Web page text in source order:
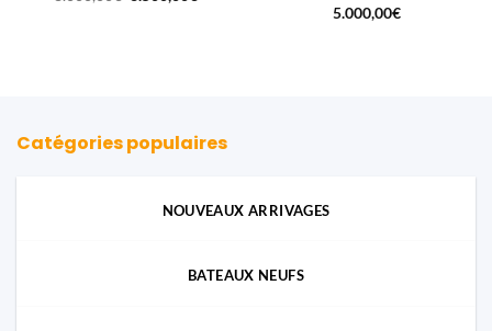
5.000,00€
Catégories populaires
NOUVEAUX ARRIVAGES
BATEAUX NEUFS